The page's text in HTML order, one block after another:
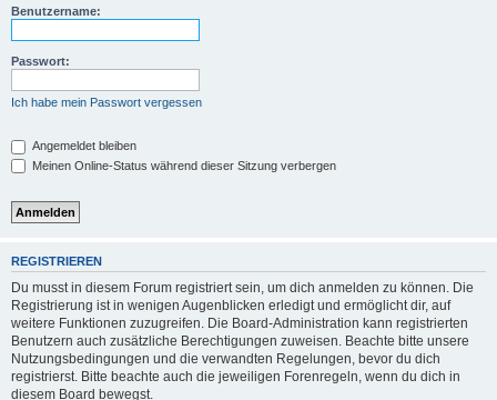
Benutzername:
Passwort:
Ich habe mein Passwort vergessen
Angemeldet bleiben
Meinen Online-Status während dieser Sitzung verbergen
REGISTRIEREN
Du musst in diesem Forum registriert sein, um dich anmelden zu können. Die
Registrierung ist in wenigen Augenblicken erledigt und ermöglicht dir, auf
weitere Funktionen zuzugreifen. Die Board-Administration kann registrierten
Benutzern auch zusätzliche Berechtigungen zuweisen. Beachte bitte unsere
Nutzungsbedingungen und die verwandten Regelungen, bevor du dich
registrierst. Bitte beachte auch die jeweiligen Forenregeln, wenn du dich in
diesem Board bewegst.